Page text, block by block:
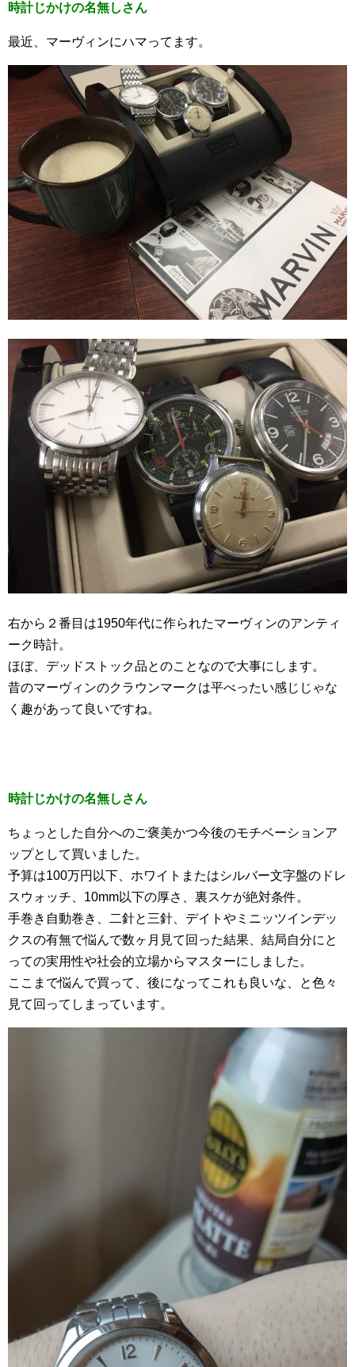
時計じかけの名無しさん
最近、マーヴィンにハマってます。
右から２番目は1950年代に作られたマーヴィンのアンティ
ーク時計。
ほぼ、デッドストック品とのことなので大事にします。
昔のマーヴィンのクラウンマークは平べったい感じじゃな
く趣があって良いですね。
時計じかけの名無しさん
ちょっとした自分へのご褒美かつ今後のモチベーションア
ップとして買いました。
予算は100万円以下、ホワイトまたはシルバー文字盤のドレ
スウォッチ、10mm以下の厚さ、裏スケが絶対条件。
手巻き自動巻き、二針と三針、デイトやミニッツインデッ
クスの有無で悩んで数ヶ月見て回った結果、結局自分にと
っての実用性や社会的立場からマスターにしました。
ここまで悩んで買って、後になってこれも良いな、と色々
見て回ってしまっています。